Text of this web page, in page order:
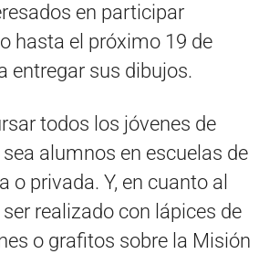
en participar
hasta el próximo 19 de
entregar sus dibujos.
todos los jóvenes de
alumnos en escuelas de
o privada. Y, en cuanto al
realizado con lápices de
o grafitos sobre la Misión